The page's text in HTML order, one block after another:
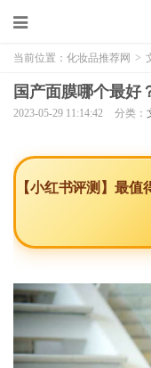
当前位置： 化妆品推荐网 >
国产面膜哪个最好
2023-05-29 11:14:42 分类：
【小红书评测】最